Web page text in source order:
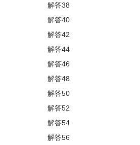
解答38
解答40
解答42
解答44
解答46
解答48
解答50
解答52
解答54
解答56